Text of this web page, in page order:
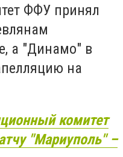
ФФУ принял
а "Динамо" в
на
комитет
"Мариуполь" –